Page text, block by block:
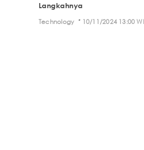
Langkahnya
Technology · 10/11/2024 13:00